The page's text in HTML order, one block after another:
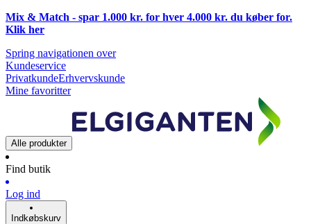
Mix & Match - spar 1.000 kr. for hver 4.000 kr. du køber for.
Klik her
Spring navigationen over
Kundeservice
PrivatkundeErhvervskunde
Mine favoritter
Alle produkter
Find butik
Log ind
Indkøbskurv